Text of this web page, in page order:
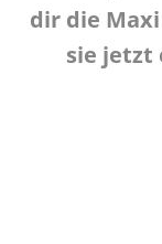
dir die
sie jetzt